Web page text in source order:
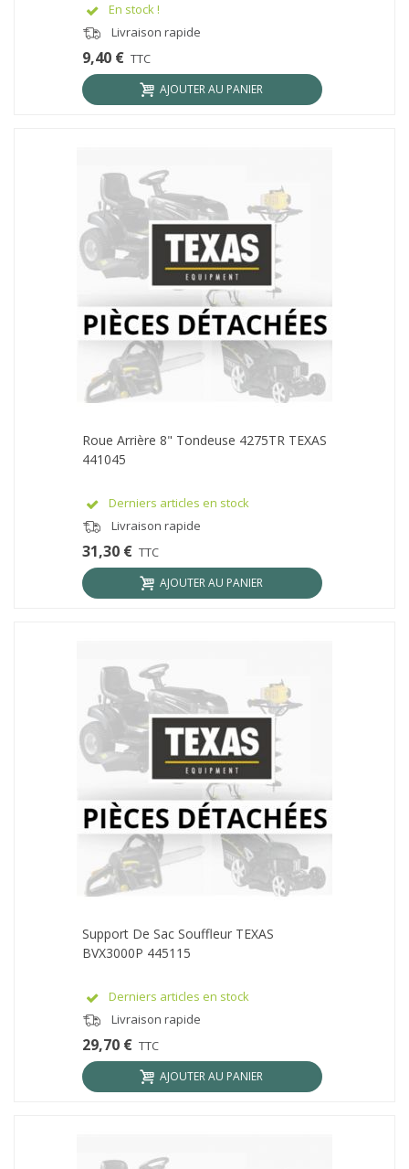
En stock !
Livraison rapide
9,40 € TTC
AJOUTER AU PANIER
Roue Arrière 8" Tondeuse 4275TR TEXAS
441045
Derniers articles en stock
Livraison rapide
31,30 € TTC
AJOUTER AU PANIER
Support De Sac Souffleur TEXAS
BVX3000P 445115
Derniers articles en stock
Livraison rapide
29,70 € TTC
AJOUTER AU PANIER